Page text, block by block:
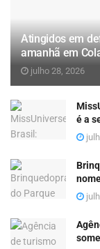
Atingidos em
amanhã em
julho 28, 2026
é a